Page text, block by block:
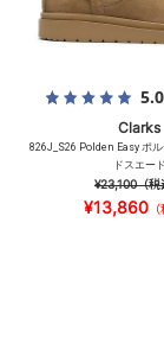
5.0
Clarks
826J_S26 Polden Easy ポ
ドスエード
¥23,100（税
¥13,860（